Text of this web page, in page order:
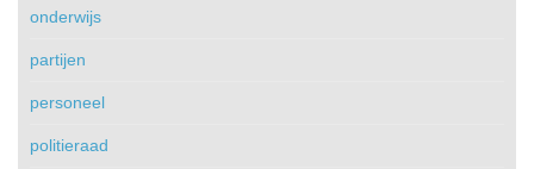
onderwijs
partijen
personeel
politieraad